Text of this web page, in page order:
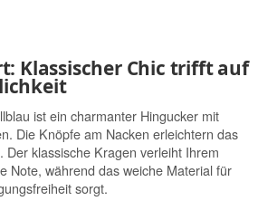
Klassischer Chic trifft auf
ist ein charmanter Hingucker mit
Die Knöpfe am Nacken erleichtern das
Der klassische Kragen verleiht Ihrem
Note, während das weiche Material für
sorgt.